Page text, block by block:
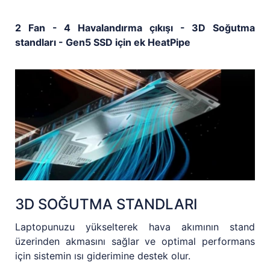
2 Fan - 4 Havalandırma çıkışı - 3D Soğutma
standları - Gen5 SSD için ek HeatPipe
3D SOĞUTMA STANDLARI
Laptopunuzu yükselterek hava akımının stand
üzerinden akmasını sağlar ve optimal performans
için sistemin ısı giderimine destek olur.